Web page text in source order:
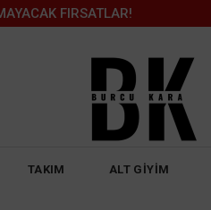
FIRSATLAR!
TAKIM ALT GİYİM